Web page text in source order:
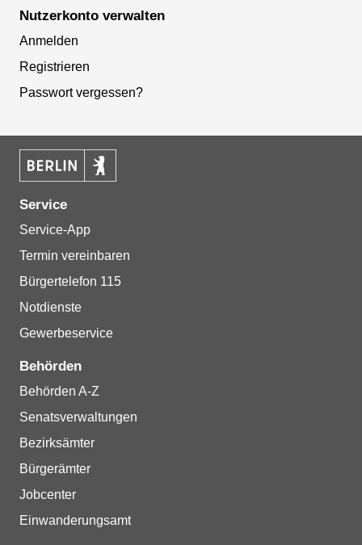
Nutzerkonto verwalten
Anmelden
Registrieren
Passwort vergessen?
Service
Service-App
Termin vereinbaren
Bürgertelefon 115
Notdienste
Gewerbeservice
Behörden
Behörden A-Z
Senatsverwaltungen
Bezirksämter
Bürgerämter
Jobcenter
Einwanderungsamt